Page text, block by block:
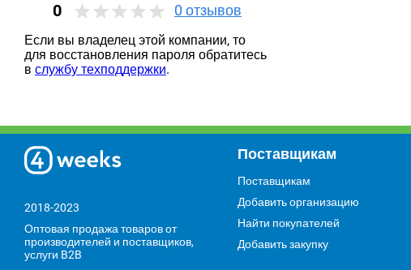
0 0 отзывов
Если вы владелец этой компании, то
для восстановления пароля обратитесь
в службу техподдержки.
2018-2023
Оптовая продажа товаров от
производителей и поставщиков,
услуги B2B
Поставщикам
Поставщикам
Добавить организацию
Найти покупателей
Добавить закупку